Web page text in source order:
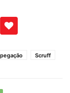
pegação Scruff